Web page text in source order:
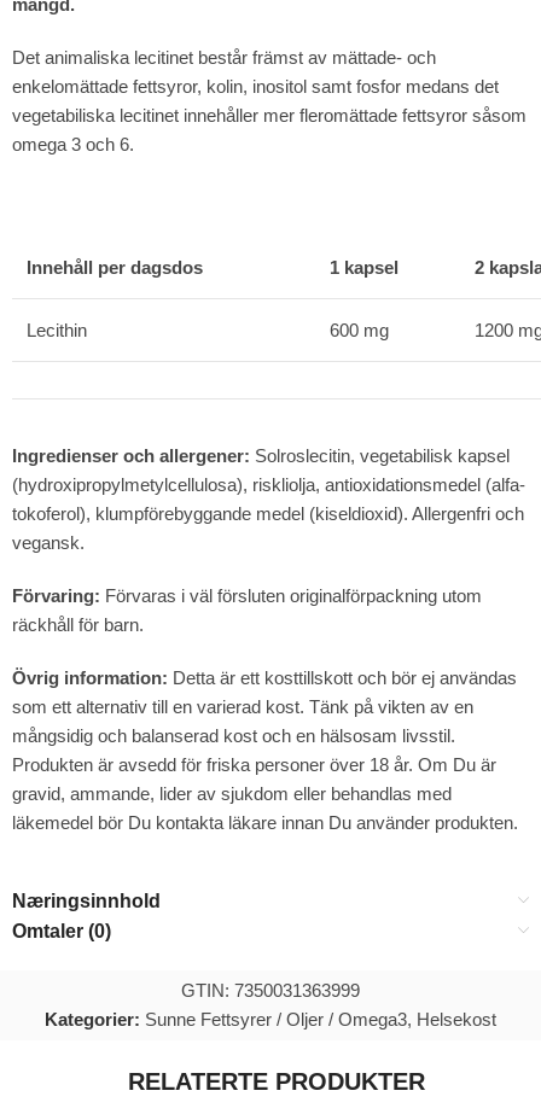
Det animaliska lecitinet består främst av mättade- och
enkelomättade fettsyror, kolin, inositol samt fosfor medans det
vegetabiliska lecitinet innehåller mer fleromättade fettsyror såsom
omega 3 och 6.
Innehåll per dagsdos 1 kapsel 2
Lecithin 600 mg 1200
Ingredienser och allergener: Solroslecitin, vegetabilisk kapsel
(hydroxipropylmetylcellulosa), riskliolja, antioxidationsmedel (alfa-
tokoferol), klumpförebyggande medel (kiseldioxid). Allergenfri och
vegansk.
Förvaring: Förvaras i väl försluten originalförpackning utom
räckhåll för barn.
Övrig information: Detta är ett kosttillskott och bör ej användas
som ett alternativ till en varierad kost. Tänk på vikten av en
mångsidig och balanserad kost och en hälsosam livsstil.
Produkten är avsedd för friska personer över 18 år. Om Du är
gravid, ammande, lider av sjukdom eller behandlas med
läkemedel bör Du kontakta läkare innan Du använder produkten.
Næringsinnhold
Omtaler (0)
GTIN: 7350031363999
Kategorier: Sunne Fettsyrer / Oljer / Omega3, Helsekost
RELATERTE PRODUKTER